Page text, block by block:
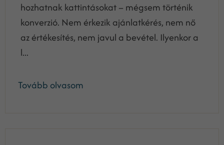
hozhatnak kattintásokat – mégsem történik
konverzió. Nem érkezik ajánlatkérés, nem nő
az értékesítés, nem javul a bevétel. Ilyenkor a
l...
Tovább olvasom